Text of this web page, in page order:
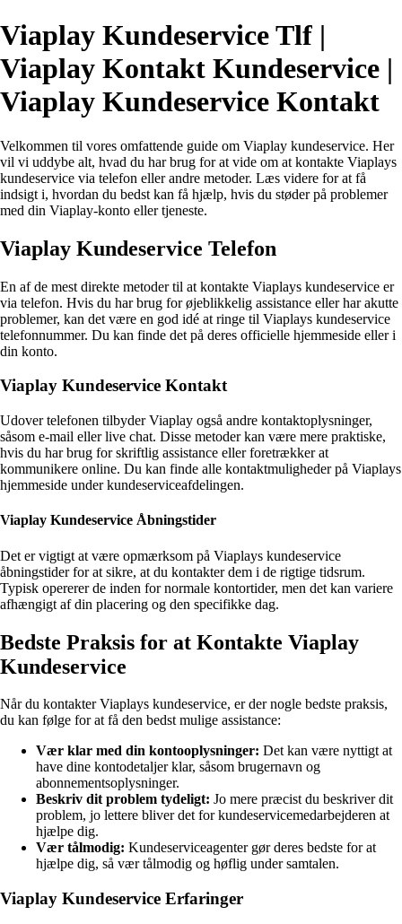
Viaplay Kundeservice Tlf |
Viaplay Kontakt Kundeservice |
Viaplay Kundeservice Kontakt
Velkommen til vores omfattende guide om Viaplay kundeservice. Her
vil vi uddybe alt, hvad du har brug for at vide om at kontakte Viaplays
kundeservice via telefon eller andre metoder. Læs videre for at få
indsigt i, hvordan du bedst kan få hjælp, hvis du støder på problemer
med din Viaplay-konto eller tjeneste.
Viaplay Kundeservice Telefon
En af de mest direkte metoder til at kontakte Viaplays kundeservice er
via telefon. Hvis du har brug for øjeblikkelig assistance eller har akutte
problemer, kan det være en god idé at ringe til Viaplays kundeservice
telefonnummer. Du kan finde det på deres officielle hjemmeside eller i
din konto.
Viaplay Kundeservice Kontakt
Udover telefonen tilbyder Viaplay også andre kontaktoplysninger,
såsom e-mail eller live chat. Disse metoder kan være mere praktiske,
hvis du har brug for skriftlig assistance eller foretrækker at
kommunikere online. Du kan finde alle kontaktmuligheder på Viaplays
hjemmeside under kundeserviceafdelingen.
Viaplay Kundeservice Åbningstider
Det er vigtigt at være opmærksom på Viaplays kundeservice
åbningstider for at sikre, at du kontakter dem i de rigtige tidsrum.
Typisk opererer de inden for normale kontortider, men det kan variere
afhængigt af din placering og den specifikke dag.
Bedste Praksis for at Kontakte Viaplay
Kundeservice
Når du kontakter Viaplays kundeservice, er der nogle bedste praksis,
du kan følge for at få den bedst mulige assistance:
Vær klar med din kontooplysninger: Det kan være nyttigt at
have dine kontodetaljer klar, såsom brugernavn og
abonnementsoplysninger.
Beskriv dit problem tydeligt: Jo mere præcist du beskriver dit
problem, jo lettere bliver det for kundeservicemedarbejderen at
hjælpe dig.
Vær tålmodig: Kundeserviceagenter gør deres bedste for at
hjælpe dig, så vær tålmodig og høflig under samtalen.
Viaplay Kundeservice Erfaringer